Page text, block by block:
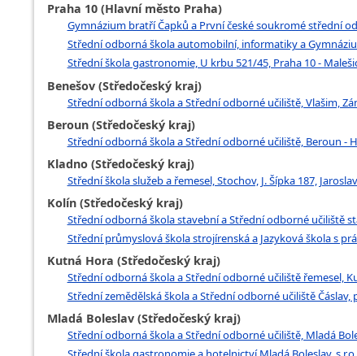
Praha 10 (Hlavní město Praha)
Gymnázium bratří Čapků a První české soukromé střední
Střední odborná škola automobilní, informatiky a
Střední škola gastronomie, U krbu 521/45, Praha 10 -
Benešov (Středočeský kraj)
Střední odborná škola a Střední odborné učiliště, Vlašim,
Beroun (Středočeský kraj)
Střední odborná škola a Střední odborné učiliště, Beroun -
Kladno (Středočeský kraj)
Střední škola služeb a řemesel, Stochov, J. Šípka 187,
Kolín (Středočeský kraj)
Střední odborná škola stavební a Střední odborné učiliště
Střední průmyslová škola strojírenská a Jazyková škola s
Kutná Hora (Středočeský kraj)
Střední odborná škola a Střední odborné učiliště řemesel,
Střední zemědělská škola a Střední odborné učiliště Čáslav,
Mladá Boleslav (Středočeský kraj)
Střední odborná škola a Střední odborné učiliště, Mladá